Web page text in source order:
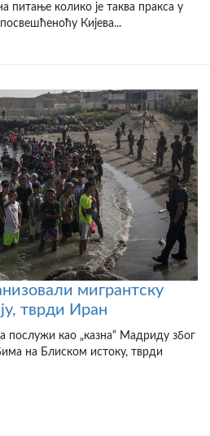
питање колико је таква пракса у
Кијева...
мигрантску
тврди Иран
послужи као „казна“ Мадриду због
на Блиском истоку, тврди